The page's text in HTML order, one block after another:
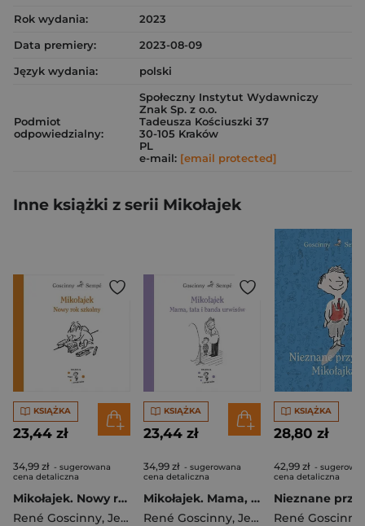
Rok wydania:
2023
Data premiery:
2023-08-09
Język wydania:
polski
Podmiot
odpowiedzialny:
Społeczny Instytut Wydawniczy
Znak Sp. z o.o.
Tadeusza Kościuszki 37
30-105 Kraków
PL
e-mail: [email protected]
Inne książki z serii Mikołajek
KSIĄŻKA
23,44 zł
34,99 zł - sugerowana
cena detaliczna
Mikołajek. Nowy rok szkolny
René Goscinny, Jean-Jacques Sempé
KSIĄŻKA
23,44 zł
34,99 zł - sugerowana
cena detaliczna
Mikołajek. Mama, tata i banda urwisów
René Goscinny, Jean-Jacques Sempé
KSIĄŻKA
28,80 zł
42,99 zł -
cena detaliczna
René Goscinny